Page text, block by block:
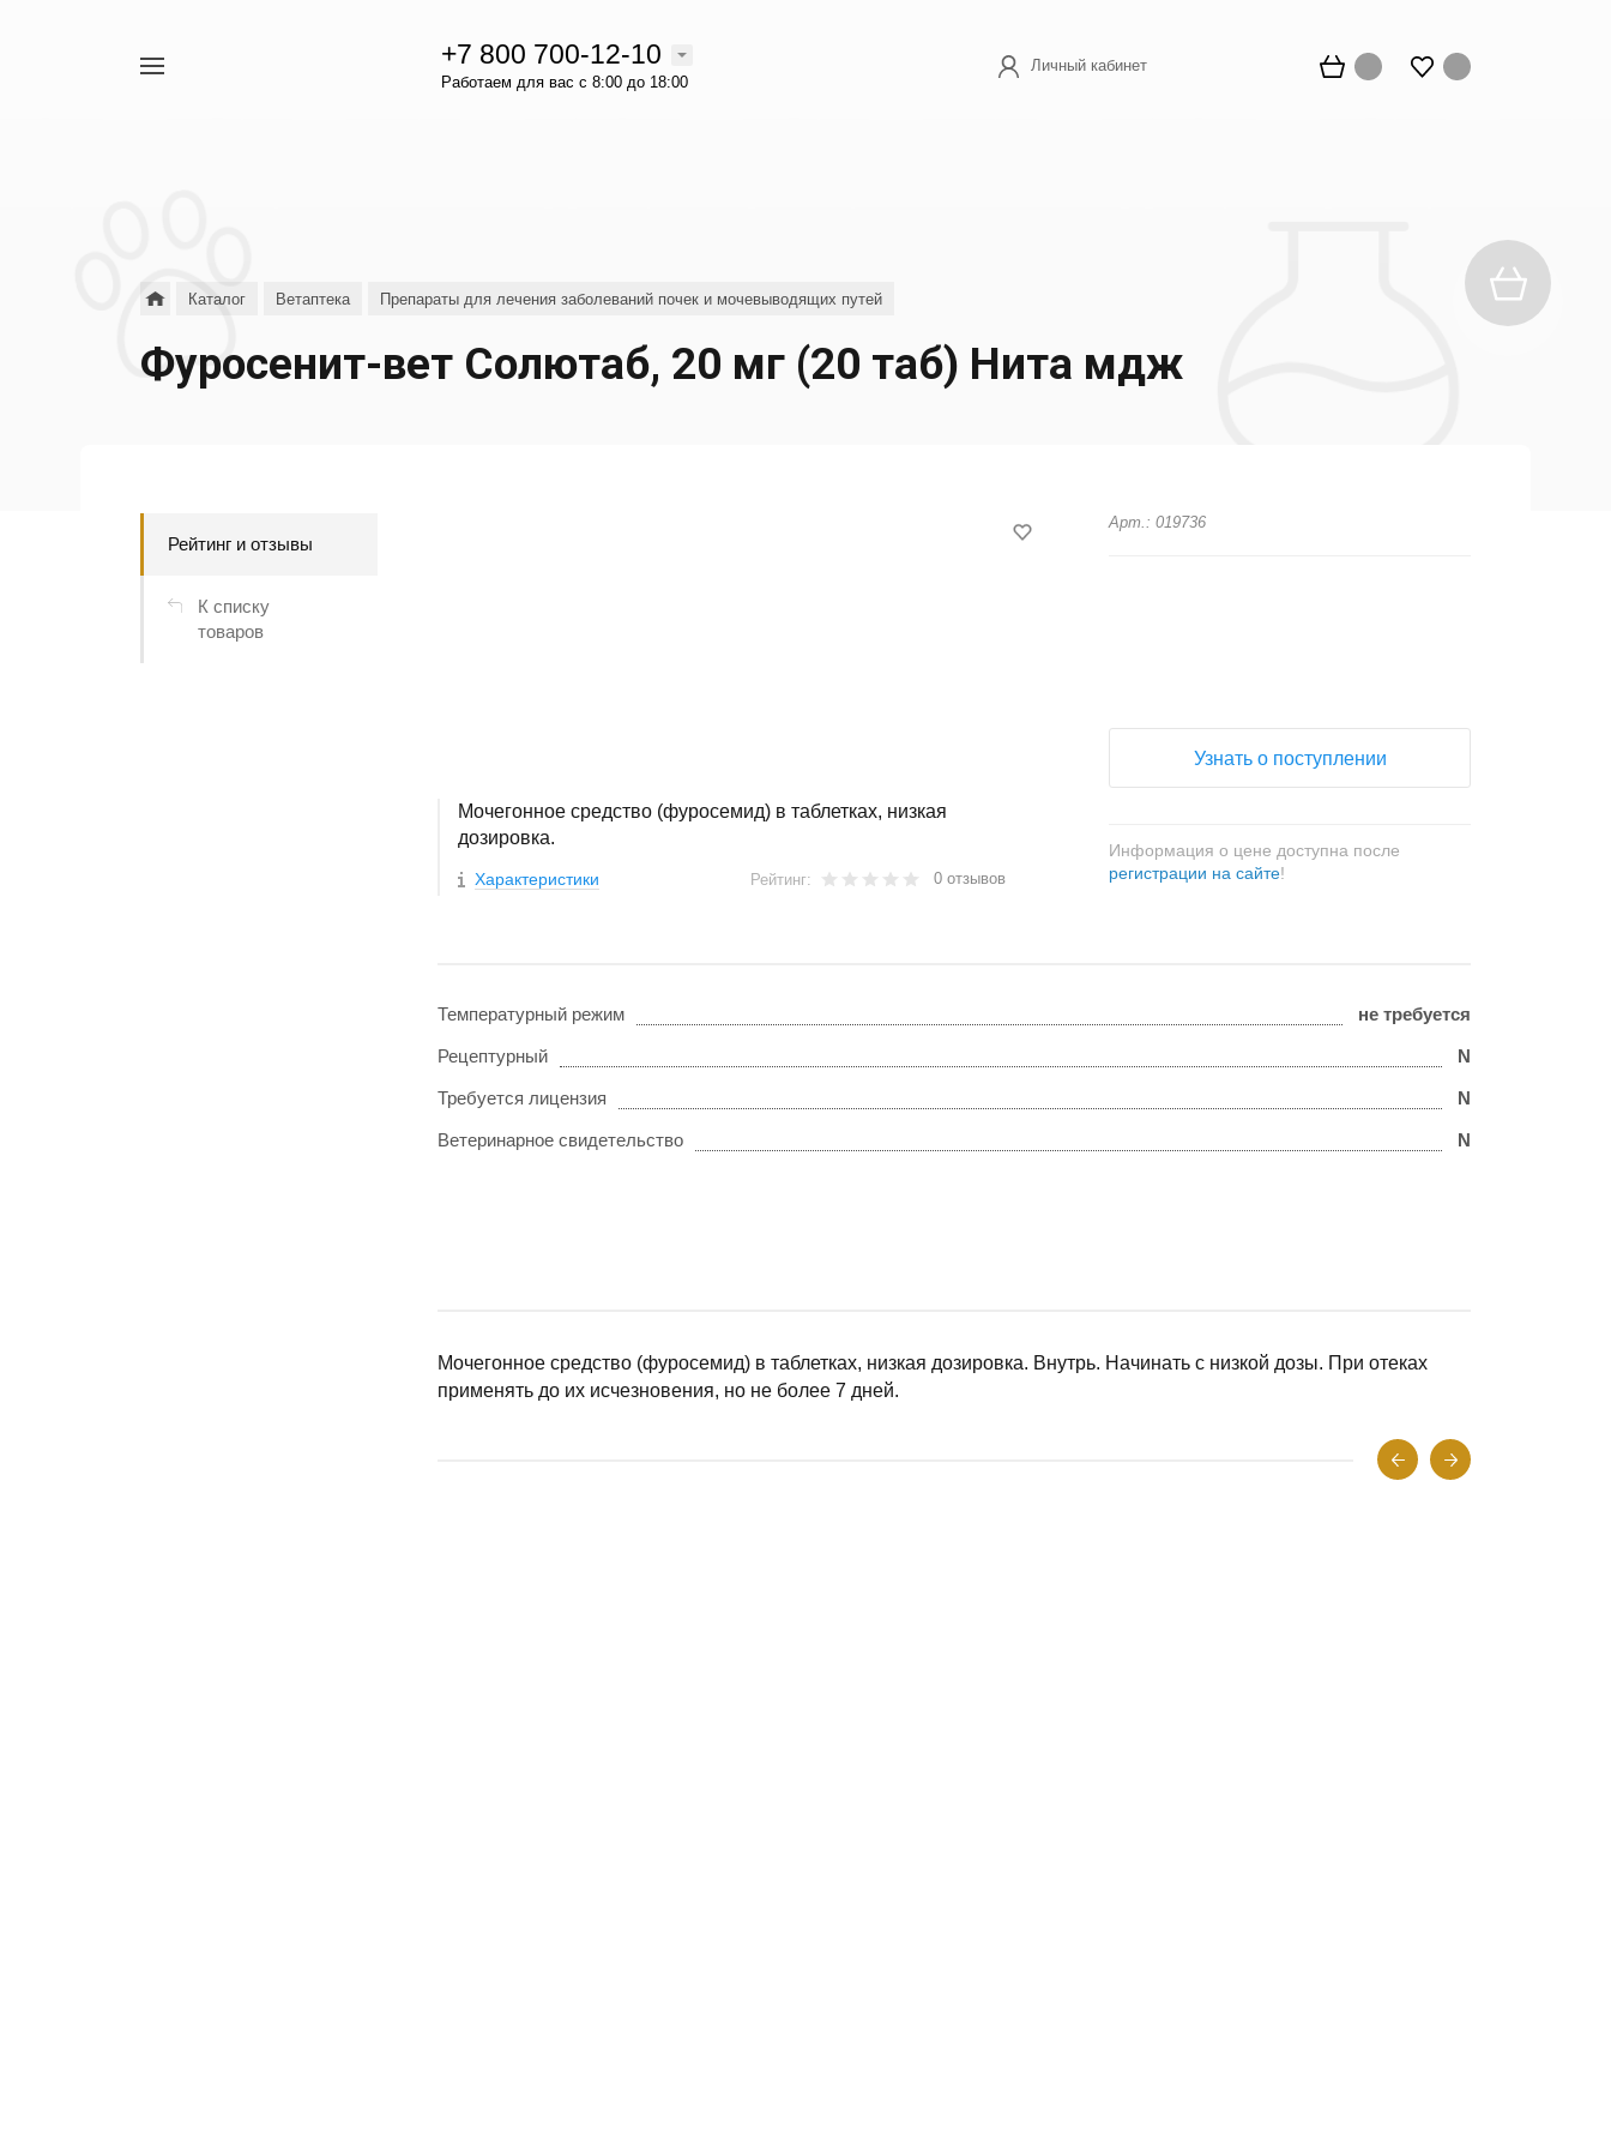
+7 800 700-12-10
Работаем для вас с 8:00 до 18:00
Личный кабинет
Каталог Ветаптека Препараты для лечения заболеваний почек и мочевыводящих путей
Фуросенит-вет Солютаб, 20 мг (20 таб) Нита мдж
Рейтинг и отзывы
К списку
товаров
Мочегонное средство (фуросемид) в таблетках, низкая
дозировка.
Характеристики Рейтинг: 0 отзывов
Арт.: 019736
Узнать о поступлении
Информация о цене доступна после
регистрации на сайте!
Температурный режим не требуется
Рецептурный N
Требуется лицензия N
Ветеринарное свидетельство N
Мочегонное средство (фуросемид) в таблетках, низкая дозировка. Внутрь. Начинать с низкой дозы. При отеках
применять до их исчезновения, но не более 7 дней.